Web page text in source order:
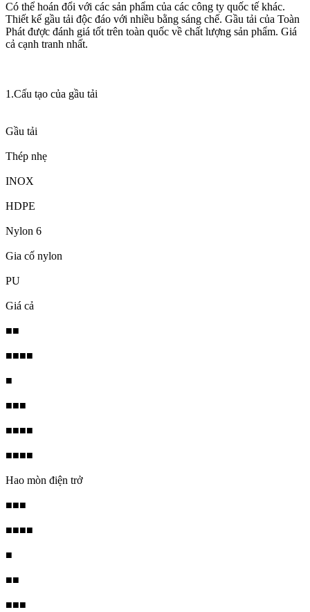
Có thể hoán đổi với các sản phẩm của các công ty quốc tế khác.
Thiết kế gầu tải độc đáo với nhiều bằng sáng chế. Gầu tải của Toàn
Phát được đánh giá tốt trên toàn quốc về chất lượng sản phẩm. Giá
cả cạnh tranh nhất.
1.Cấu tạo của gầu tải
Gầu tải
Thép nhẹ
INOX
HDPE
Nylon 6
Gia cố nylon
PU
Giá cả
■■
■■■■
■
■■■
■■■■
■■■■
Hao mòn điện trở
■■■
■■■■
■
■■
■■■